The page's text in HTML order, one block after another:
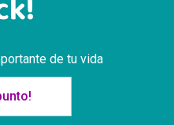
de tu vida